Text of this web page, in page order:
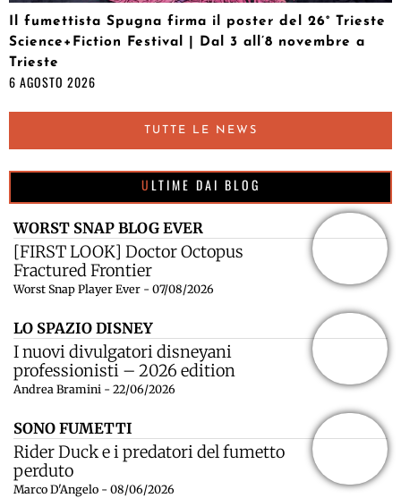
Il fumettista Spugna firma il poster del 26° Trieste
Science+Fiction Festival | Dal 3 all’8 novembre a
Trieste
6 AGOSTO 2026
TUTTE LE NEWS
ULTIME DAI BLOG
WORST SNAP BLOG EVER
[FIRST LOOK] Doctor Octopus
Fractured Frontier
Worst Snap Player Ever - 07/08/2026
LO SPAZIO DISNEY
I nuovi divulgatori disneyani
professionisti – 2026 edition
Andrea Bramini - 22/06/2026
SONO FUMETTI
Rider Duck e i predatori del fumetto
perduto
Marco D'Angelo - 08/06/2026